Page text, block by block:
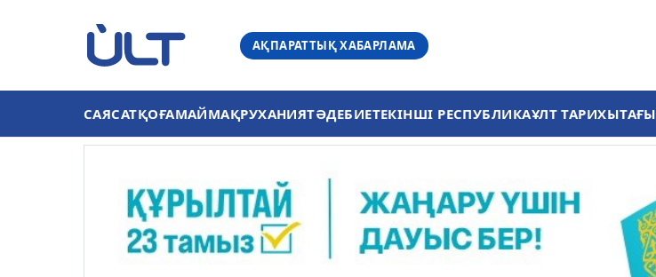
АҚПАРАТТЫҚ ХАБАРЛАМА
САЯСАТҚОҒАМАЙМАҚРУХАНИЯТӘДЕБИЕТЕКІНШІ РЕСПУБЛИКАҰЛТ ТАРИХЫТАҒЫ